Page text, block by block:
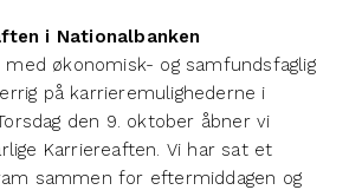
i Nationalbanken
økonomisk- og samfundsfaglig
på karrieremulighederne i
den 9. oktober åbner vi
Karriereaften. Vi har sat et
sammen for eftermiddagen og